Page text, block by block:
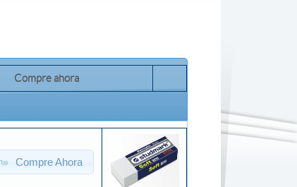
Compre ahora
Compre Ahora